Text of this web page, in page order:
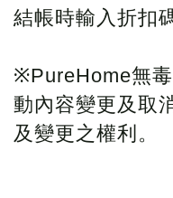
結帳時輸入折扣
※PureHome無
動內容變更及取
及變更之權利。